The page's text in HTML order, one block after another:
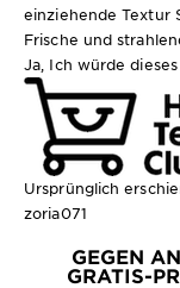
einziehende Textur
Frische und
Ja, Ich würde
Ursprünglich
zoria071
GEGEN
GRATIS-